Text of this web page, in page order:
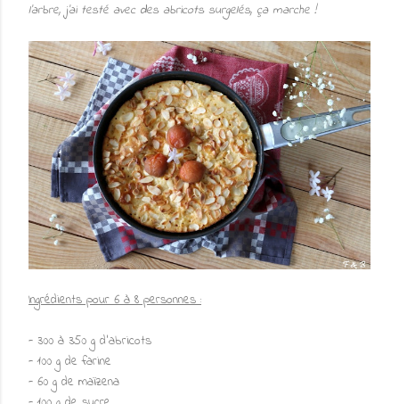
l'arbre, j'ai testé avec des abricots surgelés, ça marche !
Ingrédients pour 6 à 8 personnes :
- 300 à 350 g d'abricots
- 100 g de farine
- 60 g de maïzena